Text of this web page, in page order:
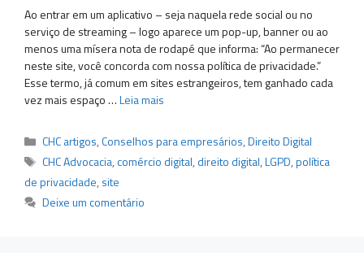
Ao entrar em um aplicativo – seja naquela rede social ou no
serviço de streaming – logo aparece um pop-up, banner ou ao
menos uma mísera nota de rodapé que informa: “Ao permanecer
neste site, você concorda com nossa política de privacidade.”
Esse termo, já comum em sites estrangeiros, tem ganhado cada
vez mais espaço …Leia mais
Categorias
CHC artigos,Conselhos para empresários,Direito Digital
Tags
CHC Advocacia,comércio digital,direito digital,LGPD,política
de privacidade, site
Deixe um comentário